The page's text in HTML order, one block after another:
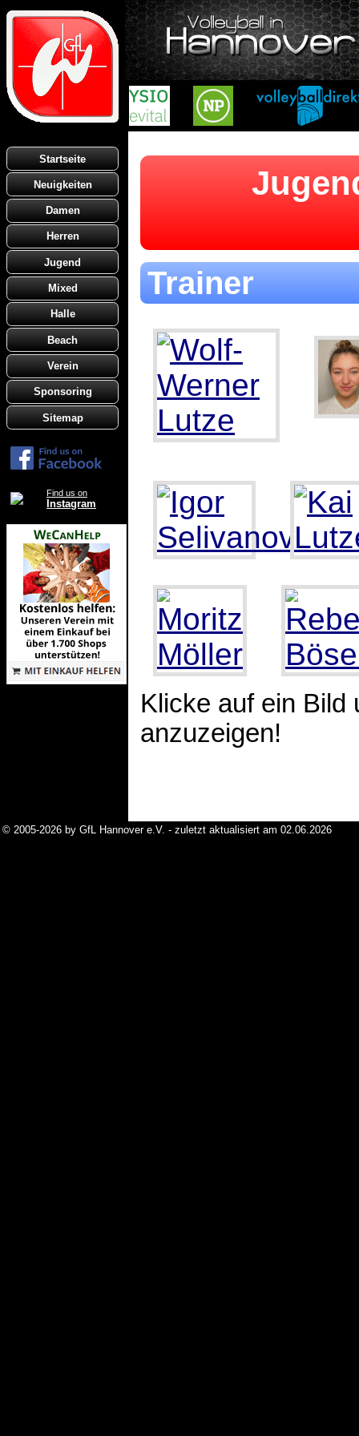
Startseite
Neuigkeiten
Damen
Herren
Jugend
Mixed
Halle
Beach
Verein
Sponsoring
Sitemap
Find us on
Instagram
Trainer
Klicke auf ein Bild
anzuzeigen!
© 2005-2026 by GfL Hannover e.V. - zuletzt aktualisiert am 02.06.2026